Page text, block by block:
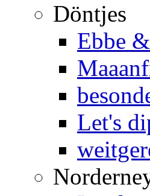
Döntjes
Ebbe
Let's